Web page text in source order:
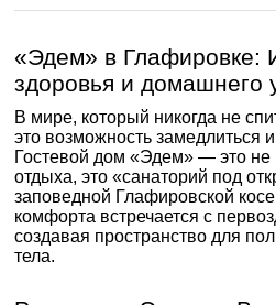
«Эдем» в Глафировке:
здоровья и домашнего
В мире, который никогда не
это возможность замедлиться
Гостевой дом «Эдем» — это не
отдыха, это «санаторий под
заповедной Глафировской
комфорта встречается с
создавая пространство для
тела.